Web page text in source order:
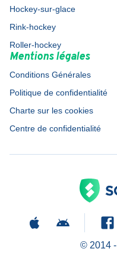
Hockey-sur-glace
Rink-hockey
Roller-hockey
Mentions légales
Conditions Générales
Politique de confidentialité
Charte sur les cookies
Centre de confidentialité
© 2014 -